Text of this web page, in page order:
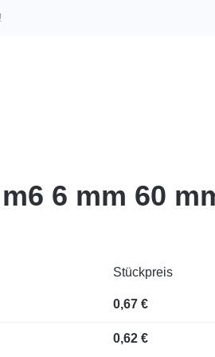
6 mm 60
Stückpreis
0,67 €
0,62 €